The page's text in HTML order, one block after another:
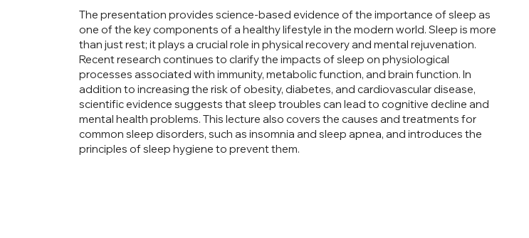
The presentation provides science-based evidence of the importance of sleep as
one of the key components of a healthy lifestyle in the modern world. Sleep is more
than just rest; it plays a crucial role in physical recovery and mental rejuvenation.
Recent research continues to clarify the impacts of sleep on physiological
processes associated with immunity, metabolic function, and brain function. In
addition to increasing the risk of obesity, diabetes, and cardiovascular disease,
scientific evidence suggests that sleep troubles can lead to cognitive decline and
mental health problems. This lecture also covers the causes and treatments for
common sleep disorders, such as insomnia and sleep apnea, and introduces the
principles of sleep hygiene to prevent them.